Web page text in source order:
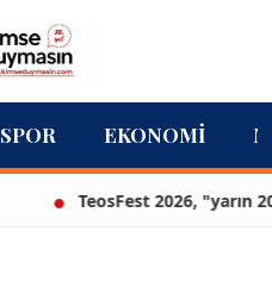
SPOR EKONOMI
TeosFest 2026, "yarın